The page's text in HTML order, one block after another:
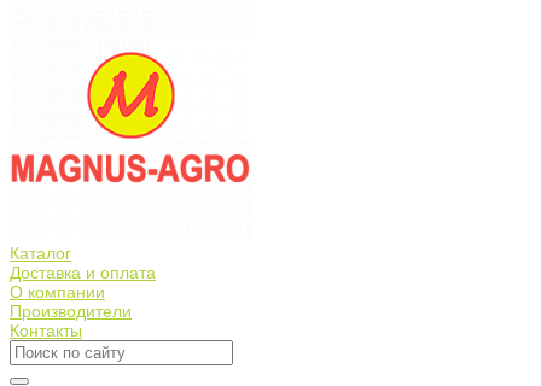
Каталог
Доставка и оплата
О компании
Производители
Контакты